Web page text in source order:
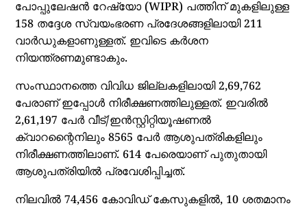
പോപ്പുലേഷന്‍ റേഷ്യോ (WIPR) പത്തിന് മുകളിലുള്ള
158 തദ്ദേശ സ്വയംഭരണ പ്രദേശങ്ങളിലായി 211
വാര്‍ഡുകളാണുള്ളത്. ഇവിടെ കര്‍ശന
നിയന്ത്രണമുണ്ടാകും.
സംസ്ഥാനത്തെ വിവിധ ജില്ലകളിലായി 2,69,762
പേരാണ് ഇപ്പോള്‍ നിരീക്ഷണത്തിലുള്ളത്. ഇവരില്‍
2,61,197 പേര്‍ വീട്/ഇന്‍സ്റ്റിറ്റിയൂഷണല്‍
ക്വാറന്റൈനിലും 8565 പേര്‍ ആശുപത്രികളിലും
നിരീക്ഷണത്തിലാണ്. 614 പേരെയാണ് പുതുതായി
ആശുപത്രിയില്‍ പ്രവേശിപ്പിച്ചത്.
നിലവില്‍ 74,456 കോവിഡ് കേസുകളില്‍, 10 ശതമാനം